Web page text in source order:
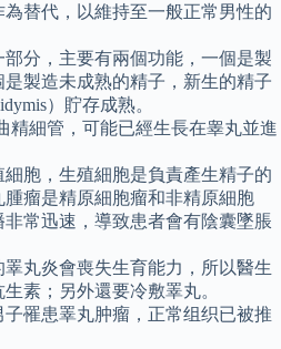
替代，以維持至一般正常男性的
分，主要有兩個功能，一個是製
製造未成熟的精子，新生的精子
）貯存成熟。
精細管，可能已經生長在睾丸並進
胞，生殖細胞是負責產生精子的
瘤是精原細胞瘤和非精原細胞
常迅速，導致患者會有陰囊墜脹
丸炎會喪失生育能力，所以醫生
素；另外還要冷敷睪丸。
罹患睪丸肿瘤，正常组织已被推